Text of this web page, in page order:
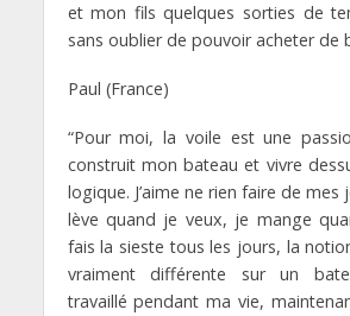
et mon fils quelques sorties de
sans oublier de pouvoir acheter de
Paul (France)
“Pour moi, la voile est une
construit mon bateau et vivre
logique. J’aime ne rien faire de
lève quand je veux, je mange
fais la sieste tous les jours, la
vraiment différente sur un
travaillé pendant ma vie,